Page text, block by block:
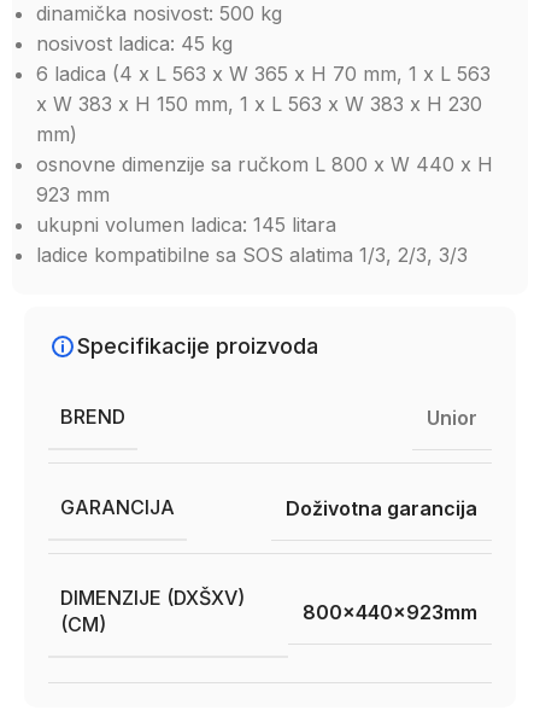
dinamička nosivost: 500 kg
nosivost ladica: 45 kg
6 ladica (4 x L 563 x W 365 x H 70 mm, 1 x L 563
x W 383 x H 150 mm, 1 x L 563 x W 383 x H 230
mm)
osnovne dimenzije sa ručkom L 800 x W 440 x H
923 mm
ukupni volumen ladica: 145 litara
ladice kompatibilne sa SOS alatima 1/3, 2/3, 3/3
Specifikacije proizvoda
BREND Unior
GARANCIJA Doživotna garancija
DIMENZIJE (DXŠXV)
(CM)
800x440x923mm